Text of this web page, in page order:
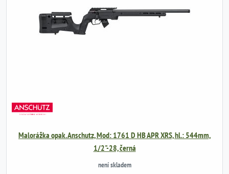
Malorážka opak. Anschutz, Mod: 1761 D HB APR XRS, hl.: 544mm,
1/2"-28, černá
není skladem